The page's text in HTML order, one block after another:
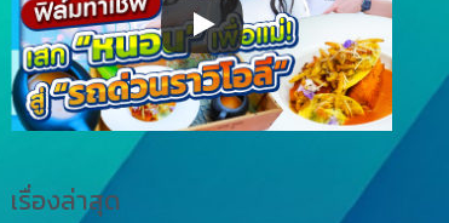
เรื่องล่าสุด